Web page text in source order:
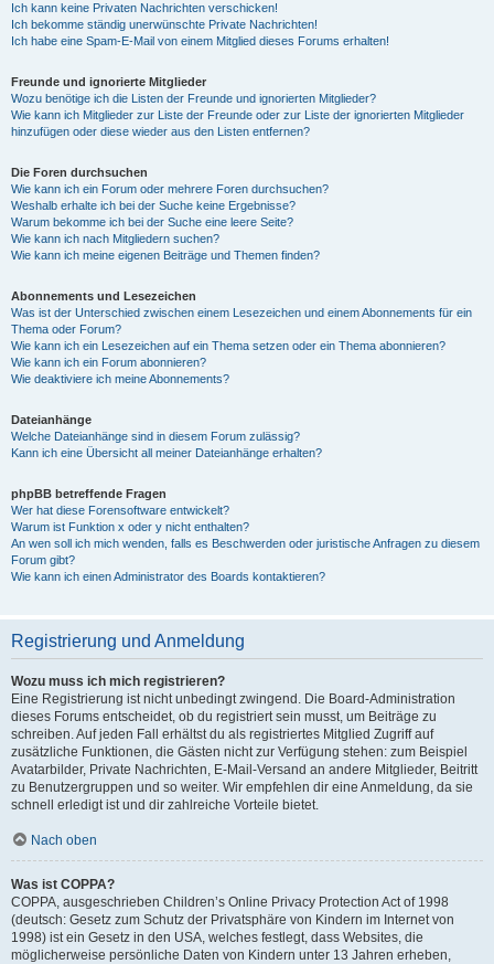
Ich kann keine Privaten Nachrichten verschicken!
Ich bekomme ständig unerwünschte Private Nachrichten!
Ich habe eine Spam-E-Mail von einem Mitglied dieses Forums erhalten!
Freunde und ignorierte Mitglieder
Wozu benötige ich die Listen der Freunde und ignorierten Mitglieder?
Wie kann ich Mitglieder zur Liste der Freunde oder zur Liste der ignorierten Mitglieder
hinzufügen oder diese wieder aus den Listen entfernen?
Die Foren durchsuchen
Wie kann ich ein Forum oder mehrere Foren durchsuchen?
Weshalb erhalte ich bei der Suche keine Ergebnisse?
Warum bekomme ich bei der Suche eine leere Seite?
Wie kann ich nach Mitgliedern suchen?
Wie kann ich meine eigenen Beiträge und Themen finden?
Abonnements und Lesezeichen
Was ist der Unterschied zwischen einem Lesezeichen und einem Abonnements für ein
Thema oder Forum?
Wie kann ich ein Lesezeichen auf ein Thema setzen oder ein Thema abonnieren?
Wie kann ich ein Forum abonnieren?
Wie deaktiviere ich meine Abonnements?
Dateianhänge
Welche Dateianhänge sind in diesem Forum zulässig?
Kann ich eine Übersicht all meiner Dateianhänge erhalten?
phpBB betreffende Fragen
Wer hat diese Forensoftware entwickelt?
Warum ist Funktion x oder y nicht enthalten?
An wen soll ich mich wenden, falls es Beschwerden oder juristische Anfragen zu diesem
Forum gibt?
Wie kann ich einen Administrator des Boards kontaktieren?
Registrierung und Anmeldung
Wozu muss ich mich registrieren?
Eine Registrierung ist nicht unbedingt zwingend. Die Board-Administration
dieses Forums entscheidet, ob du registriert sein musst, um Beiträge zu
schreiben. Auf jeden Fall erhältst du als registriertes Mitglied Zugriff auf
zusätzliche Funktionen, die Gästen nicht zur Verfügung stehen: zum Beispiel
Avatarbilder, Private Nachrichten, E-Mail-Versand an andere Mitglieder, Beitritt
zu Benutzergruppen und so weiter. Wir empfehlen dir eine Anmeldung, da sie
schnell erledigt ist und dir zahlreiche Vorteile bietet.
Nach oben
Was ist COPPA?
COPPA, ausgeschrieben Children’s Online Privacy Protection Act of 1998
(deutsch: Gesetz zum Schutz der Privatsphäre von Kindern im Internet von
1998) ist ein Gesetz in den USA, welches festlegt, dass Websites, die
möglicherweise persönliche Daten von Kindern unter 13 Jahren erheben,